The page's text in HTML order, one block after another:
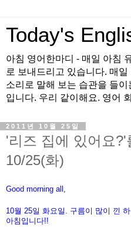
Today's
아침 영어한마디 - 매일 아침
로 보내드리고 있습니다. 매
소리로 말해 보는 습관을 들
입니다. 우리 같이해요. 영어
2011년 10월 25일
'리즈 집에 있어요
10/25(화)
Good morning all,
10월 25일 화요일. 구름이 많이 낀
아침입니다!!